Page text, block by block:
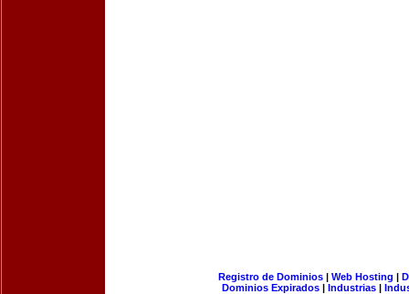
Registro de Dominios| Web Hosting |
Dominios Expirados | Industrias |